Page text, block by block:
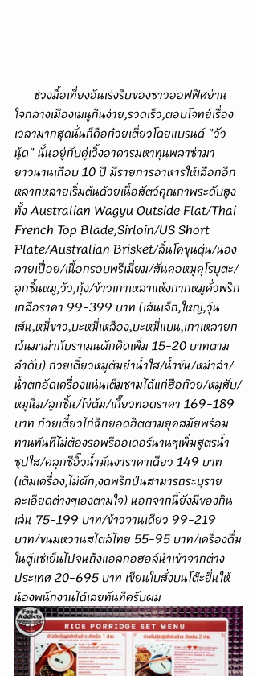
ใจกลางเมืองเมนูกินง่าย,รวดเร็ว,ตอบโจทย์เรื่อง
เวลามากสุดนั่นก็คือก๋วยเตี๋ยวโดยแบรนด์ "วัว
นู้ด" นั้นอยู่กับคู่เวิ้งอาคารมหาทุนพลาซ่ามา
ยาวนานเกือบ 10 ปี มีรายการอาหารให้เลือกอีก
หลากหลายเริ่มต้นด้วยเนื้อสัตว์คุณภาพระดับสูง
ทั้ง Australian Wagyu Outside Flat/Thai
French Top Blade,Sirloin/US Short
Plate/Australian Brisket/ลิ้นโคขุนตุ๋น/น่อง
ลายเปื่อย/เนื้อกรอบพรีเมี่ยม/สันคอหมูคุโรบูตะ/
ลูกชิ้นหมู,วัว,กุ้ง/ข้าวเกาเหลาแห้งกากหมูคั่วพริก
เกลือราคา 99-399 บาท (เส้นเล็ก,ใหญ่,วุ้น
เส้น,หมี่ขาว,บะหมี่เหลือง,บะหมี่แบน,เกาเหลายก
เว้นมาม่ากับราเมนผักคิดเพิ่ม 15-20 บาทตาม
ลำดับ) ก๋วยเตี๋ยวหมูต้มยำน้ำใส/น้ำข้น/หม่าล่า/
น้ำตกอัดเครื่องแน่นเต็มชามได้แก่ฮือก๊วย/หมูสับ/
หมูนิ่ม/ลูกชิ้น/ไข่ต้ม/เกี๊ยวทอดราคา 169-189
บาท ก๋วยเตี๋ยวไก่ฉีกยอดฮิตตามยุคสมัยพร้อม
ทานทันทีไม่ต้องรอพรีออเดอร์นานๆเพิ่มสูตรน้ำ
ซุปใส/คลุกซีอิ๊วน้ำมันงาราคาเดียว 149 บาท
(เติมเครื่อง,ไม่ผัก,งดพริกป่นสามารถระบุราย
ละเอียดต่างๆเองตามใจ) นอกจากนี้ยังมีของกิน
เล่น 75-199 บาท/ข้าวจานเดียว 99-219
บาท/ขนมหวานสไตล์ไทย 55-95 บาท/เครื่องดื่ม
ในตู้แช่เย็นไปจนถึงแอลกอฮอล์นำเข้าจากต่าง
ประเทศ 20-695 บาท เขียนใบสั่งบนโต๊ะยื่นให้
น้องพนักงานได้เลยทันทีครับผม